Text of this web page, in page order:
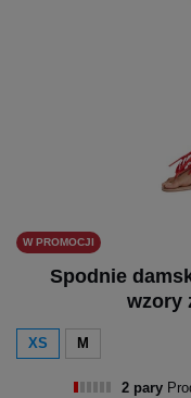
W PROMOCJI
Spodnie
wzory
XS M
2 pary